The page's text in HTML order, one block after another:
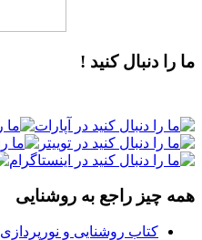
ما را دنبال کنید !
همه چیز راجع به روشنایی
کتاب روشنایی و نورپردازی